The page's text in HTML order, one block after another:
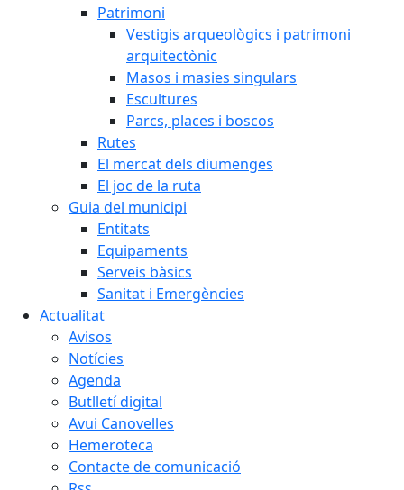
Patrimoni
Vestigis arqueològics i patrimoni
arquitectònic
Masos i masies singulars
Escultures
Parcs, places i boscos
Rutes
El mercat dels diumenges
El joc de la ruta
Guia del municipi
Entitats
Equipaments
Serveis bàsics
Sanitat i Emergències
Actualitat
Avisos
Notícies
Agenda
Butlletí digital
Avui Canovelles
Hemeroteca
Contacte de comunicació